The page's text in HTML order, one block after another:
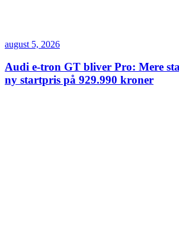
august 5, 2026
Audi e-tron GT bliver Pro: Mere
ny startpris på 929.990 kroner